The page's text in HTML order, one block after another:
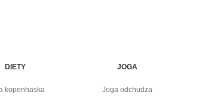
DIETY
kopenhaska
JOGA
Joga odchudza